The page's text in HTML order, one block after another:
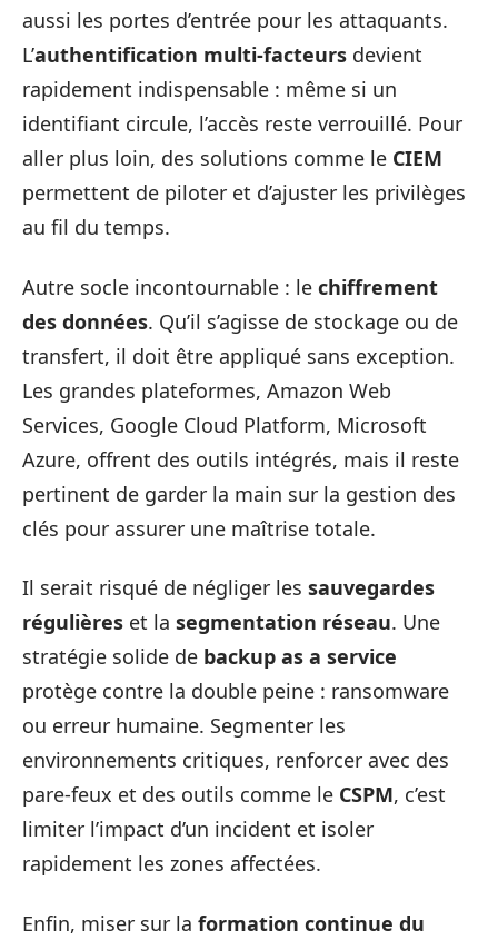
aussi les portes d’entrée pour les attaquants.
L’authentification multi-facteurs devient
rapidement indispensable : même si un
identifiant circule, l’accès reste verrouillé. Pour
aller plus loin, des solutions comme le CIEM
permettent de piloter et d’ajuster les privilèges
au fil du temps.
Autre socle incontournable : le chiffrement
des données. Qu’il s’agisse de stockage ou de
transfert, il doit être appliqué sans exception.
Les grandes plateformes, Amazon Web
Services, Google Cloud Platform, Microsoft
Azure, offrent des outils intégrés, mais il reste
pertinent de garder la main sur la gestion des
clés pour assurer une maîtrise totale.
Il serait risqué de négliger les sauvegardes
régulières et la segmentation réseau. Une
stratégie solide de backup as a service
protège contre la double peine : ransomware
ou erreur humaine. Segmenter les
environnements critiques, renforcer avec des
pare-feux et des outils comme le CSPM, c’est
limiter l’impact d’un incident et isoler
rapidement les zones affectées.
Enfin, miser sur la formation continue du